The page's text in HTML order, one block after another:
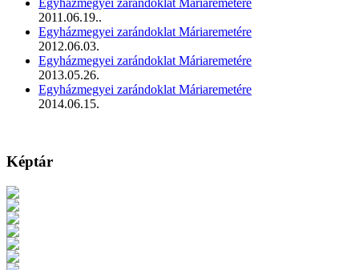
2011.06.19..
Egyházmegyei zarándoklat Máriaremetére
2012.06.03.
Egyházmegyei zarándoklat Máriaremetére
2013.05.26.
Egyházmegyei zarándoklat Máriaremetére
2014.06.15.
Képtár